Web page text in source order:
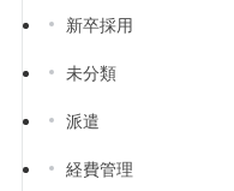
新卒採用
未分類
派遣
経費管理